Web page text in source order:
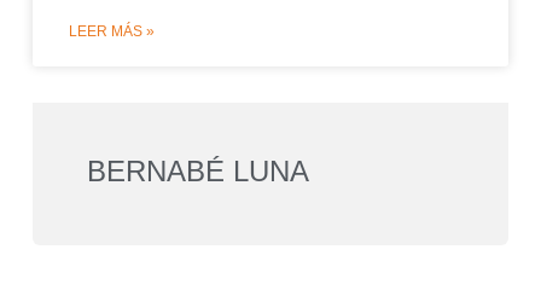
LEER MÁS »
BERNABÉ LUNA